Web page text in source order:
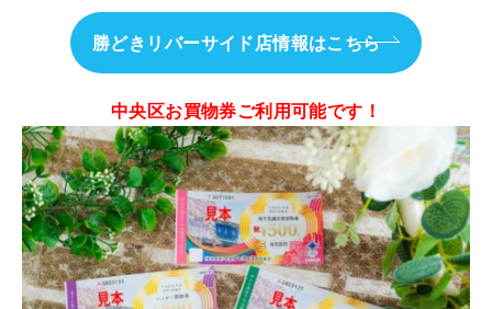
勝どきリバーサイド店情報はこちら
中央区お買物券ご利用可能です！